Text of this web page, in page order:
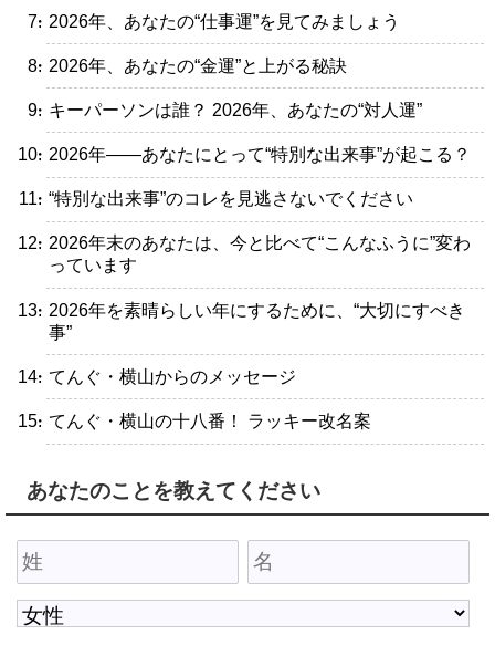
・2026年、あなたの“仕事運”を見てみましょう
・2026年、あなたの“金運”と上がる秘訣
・キーパーソンは誰？ 2026年、あなたの“対人運”
・2026年――あなたにとって“特別な出来事”が起こる？
・“特別な出来事”のコレを見逃さないでください
・2026年末のあなたは、今と比べて“こんなふうに”変わ
っています
・2026年を素晴らしい年にするために、“大切にすべき
事”
・てんぐ・横山からのメッセージ
・てんぐ・横山の十八番！ ラッキー改名案
あなたのことを教えてください